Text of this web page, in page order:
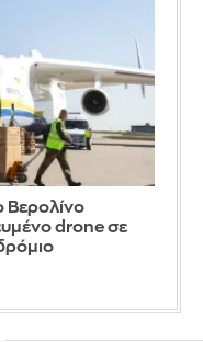
Βερολίνο
drone σε